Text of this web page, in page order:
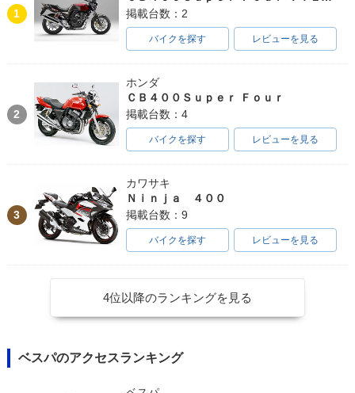
1
掲載台数：2
バイクを探す レビューを見る
2
ホンダ
ＣＢ４００Ｓｕｐｅｒ Ｆｏｕｒ
掲載台数：4
バイクを探す レビューを見る
3
カワサキ
Ｎｉｎｊａ ４００
掲載台数：9
バイクを探す レビューを見る
4位以降のランキングを見る
ベスパのアクセスランキング